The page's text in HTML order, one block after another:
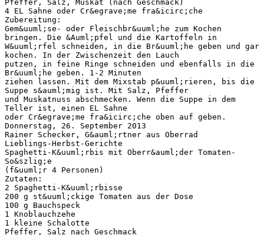
Pfeffer, Salz, Muskat (nach Geschmack)
4 EL Sahne oder Cr&egrave;me fra&icirc;che
Zubereitung:
Gem&uuml;se- oder Fleischbr&uuml;he zum Kochen
bringen. Die &Auml;pfel und die Kartoffeln in
W&uuml;rfel schneiden, in die Br&uuml;he geben und gar
kochen. In der Zwischenzeit den Lauch
putzen, in feine Ringe schneiden und ebenfalls in die
Br&uuml;he geben. 1-2 Minuten
ziehen lassen. Mit dem Mixstab p&uuml;rieren, bis die
Suppe s&auml;mig ist. Mit Salz, Pfeffer
und Muskatnuss abschmecken. Wenn die Suppe in dem
Teller ist, einen EL Sahne
oder Cr&egrave;me fra&icirc;che oben auf geben.
Donnerstag, 26. September 2013
Rainer Schecker, G&auml;rtner aus Oberrad
Lieblings-Herbst-Gerichte
Spaghetti-K&uuml;rbis mit Oberr&auml;der Tomaten-
So&szlig;e
(f&uuml;r 4 Personen)
Zutaten:
2 Spaghetti-K&uuml;rbisse
200 g st&uuml;ckige Tomaten aus der Dose
100 g Bauchspeck
1 Knoblauchzehe
1 kleine Schalotte
Pfeffer, Salz nach Geschmack